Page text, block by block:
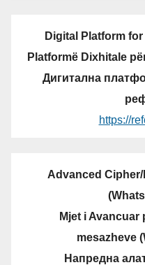
Digital Platform
Platformë Dixhitale
Дигитална
https://
Advanced
Mjet i
mesazheve
Напредна